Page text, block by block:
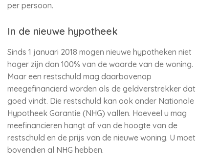
per persoon.
In de nieuwe hypotheek
Sinds 1 januari 2018 mogen nieuwe hypotheken niet
hoger zijn dan 100% van de waarde van de woning.
Maar een restschuld mag daarbovenop
meegefinancierd worden als de geldverstrekker dat
goed vindt. Die restschuld kan ook onder Nationale
Hypotheek Garantie (NHG) vallen. Hoeveel u mag
meefinancieren hangt af van de hoogte van de
restschuld en de prijs van de nieuwe woning. U moet
bovendien al NHG hebben.